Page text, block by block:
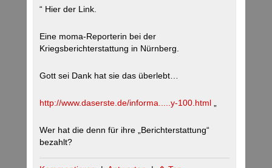
“ Hier der Link.
Eine moma-Reporterin bei der
Kriegsberichterstattung in Nürnberg.
Gott sei Dank hat sie das überlebt…
http://www.daserste.de/informa.....y-100.html
Wer hat die denn für ihre „Berichterstattung“
bezahlt?